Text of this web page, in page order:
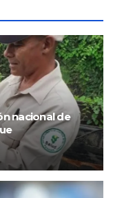
nacional de